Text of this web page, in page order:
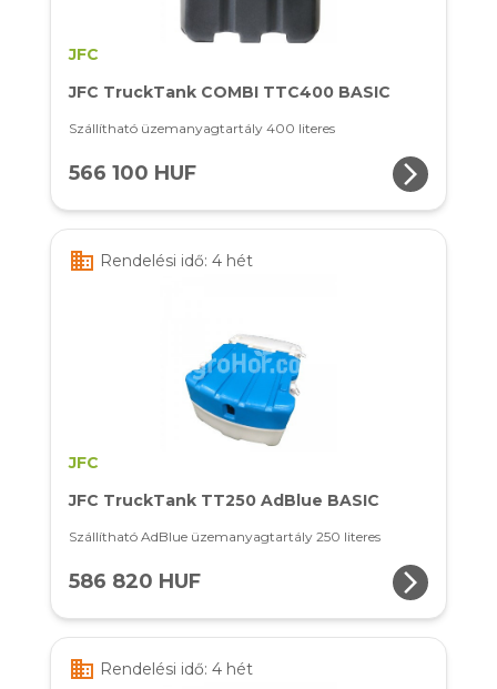
JFC
JFC TruckTank COMBI TTC400 BASIC
Szállítható üzemanyagtartály 400 literes
566 100 HUF arrow_forward_ios
business Rendelési idő: 4 hét
JFC
JFC TruckTank TT250 AdBlue BASIC
Szállítható AdBlue üzemanyagtartály 250 literes
586 820 HUF arrow_forward_ios
business Rendelési idő: 4 hét